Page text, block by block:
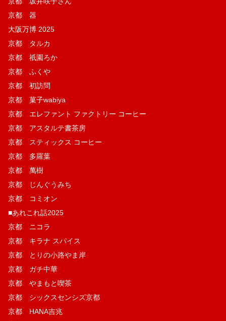
京都 器
大阪万博 2025
京都 タルカ
京都 祇園ろか
京都 ふくや
京都 初訪問
京都 菓子wabiya
京都 エレファント ファクトリー コーヒー
京都 アスタルテ書茶房
京都 スティックス コーヒー
京都 多羅葉
京都 萬樹
京都 じんぐうみち
京都 コミオン
■あれこれ話2025
京都 ニコラ
京都 キラナ スパイス
京都 とりの小路やま岸
京都 ガチ中華
京都 やまもと喫茶
京都 シックスセンシズ京都
京都 HANA吉兆